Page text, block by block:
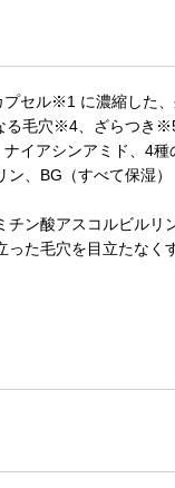
プセル※1 に濃縮した
毛穴※4、ざらつき
イアシンアミド、4
、BG（すべて保湿）
ン酸アスコルビルリ
た毛穴を目立たなく